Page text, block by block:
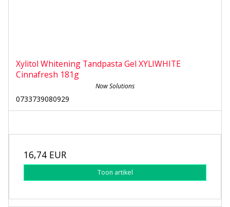
Xylitol Whitening Tandpasta Gel XYLIWHITE
Cinnafresh 181g
Now Solutions
0733739080929
16,74 EUR
Toon artikel